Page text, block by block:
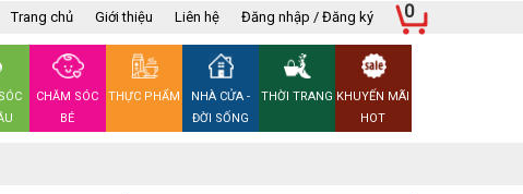
Trang chủ Giới thiệu Liên hệ Đăng nhập / Đăng ký
CHĂM SÓC
BÉ
THỰC PHẨM
NHÀ CỬA -
ĐỜI SỐNG
THỜI TRANG KHUYẾN MÃI
HOT
0